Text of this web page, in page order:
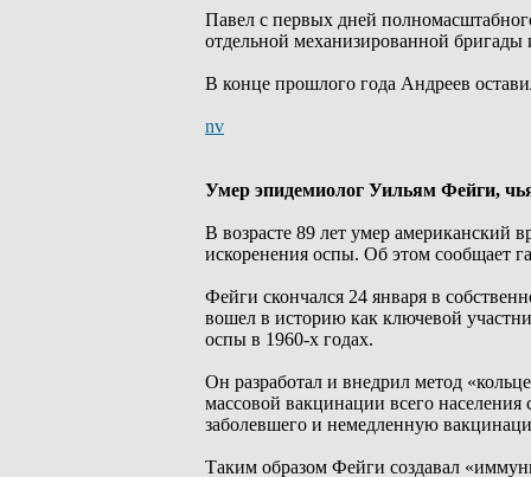
Павел с первых дней
отдельной механизированной
В конце прошлого года Андреев
nv
Умер эпидемиолог Уильям Фейги,
В возрасте 89 лет умер американский
искоренения оспы. Об этом сообщает
Фейги скончался 24 января в
вошел в историю как ключевой
оспы в 1960-х годах.
Он разработал и внедрил метод
массовой вакцинации всего
заболевшего и немедленную
Таким образом Фейги создавал